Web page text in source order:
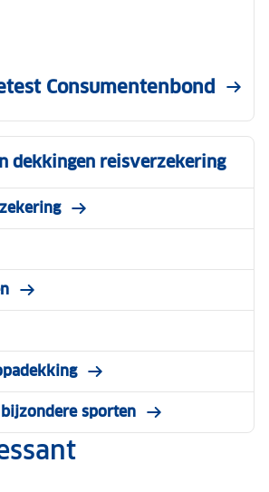
Consumentenbond
dekkingen reisverzekering
sporten